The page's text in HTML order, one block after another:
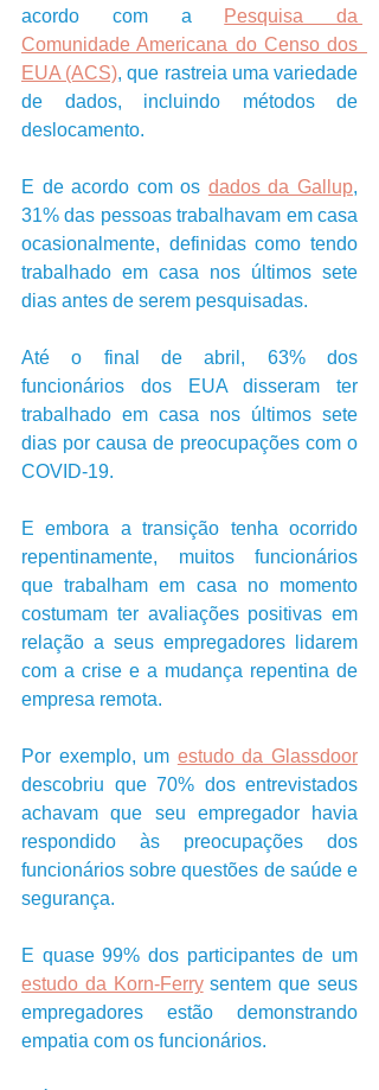
acordo com a
Pesquisa da
Comunidade Americana do Censo dos
EUA (ACS), que rastreia uma variedade
de dados, incluindo métodos de
deslocamento.
E de acordo com os dados da Gallup,
31% das pessoas trabalhavam em casa
ocasionalmente, definidas como tendo
trabalhado em casa nos últimos sete
dias antes de serem pesquisadas.
Até o final de abril, 63% dos
funcionários dos EUA disseram ter
trabalhado em casa nos últimos sete
dias por causa de preocupações com o
COVID-19.
E embora a transição tenha ocorrido
repentinamente, muitos funcionários
que trabalham em casa no momento
costumam ter avaliações positivas em
relação a seus empregadores lidarem
com a crise e a mudança repentina de
empresa remota.
Por exemplo, um estudo da Glassdoor
descobriu que 70% dos entrevistados
achavam que seu empregador havia
respondido às preocupações dos
funcionários sobre questões de saúde e
segurança.
estudo da Korn-Ferry sentem que seus
empregadores estão demonstrando
empatia com os funcionários.